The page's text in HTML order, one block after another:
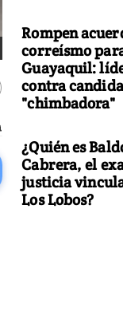
Rompen
correísmo
Guayaquil:
contra
"chimbadora"
¿Quién es
Cabrera, el
justicia
Los Lobos?